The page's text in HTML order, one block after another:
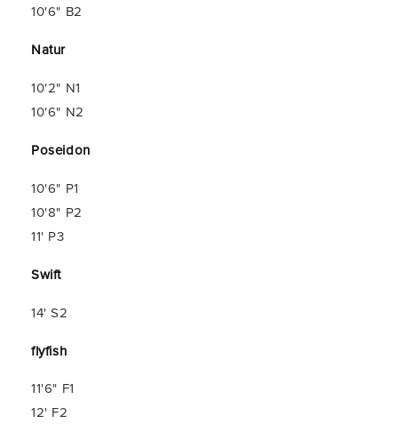
10'6" B2
Natur
10'2" N1
10'6" N2
Poseidon
10'6" P1
10'8" P2
11' P3
Swift
14' S2
flyfish
11'6" F1
12' F2